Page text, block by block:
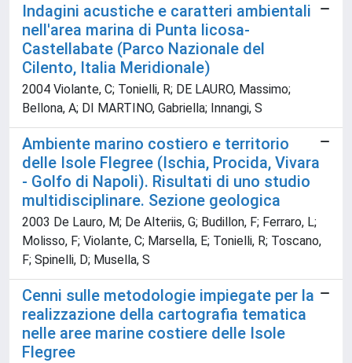
Indagini acustiche e caratteri ambientali
nell'area marina di Punta licosa-
Castellabate (Parco Nazionale del
Cilento, Italia Meridionale)
2004 Violante, C; Tonielli, R; DE LAURO, Massimo;
Bellona, A; DI MARTINO, Gabriella; Innangi, S
Ambiente marino costiero e territorio
delle Isole Flegree (Ischia, Procida, Vivara
- Golfo di Napoli). Risultati di uno studio
multidisciplinare. Sezione geologica
2003 De Lauro, M; De Alteriis, G; Budillon, F; Ferraro, L;
Molisso, F; Violante, C; Marsella, E; Tonielli, R; Toscano,
F; Spinelli, D; Musella, S
Cenni sulle metodologie impiegate per la
realizzazione della cartografia tematica
nelle aree marine costiere delle Isole
Flegree